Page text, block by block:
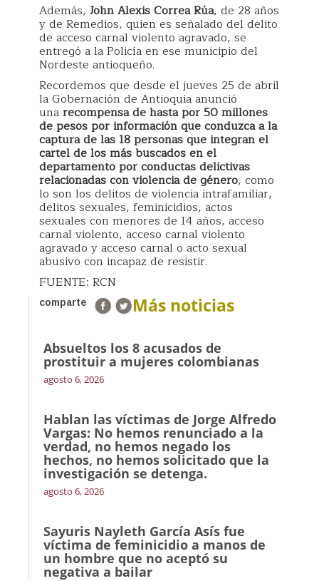
Además, John Alexis Correa Rúa, de 28 años
y de Remedios, quien es señalado del delito
de acceso carnal violento agravado, se
entregó a la Policía en ese municipio del
Nordeste antioqueño.
Recordemos que desde el jueves 25 de abril
la Gobernación de Antioquia anunció
unarecompensa de hasta por 50 millones
de pesos por información que conduzca a la
captura de las 18 personas que integran el
cartel de los más buscados en el
departamento por conductas delictivas
relacionadas con violencia de género, como
lo son los delitos de violencia intrafamiliar,
delitos sexuales, feminicidios, actos
sexuales con menores de 14 años, acceso
carnal violento, acceso carnal violento
agravado y acceso carnal o acto sexual
abusivo con incapaz de resistir.
FUENTE: RCN
comparte Más noticias
Absueltos los 8 acusados de
prostituir a mujeres colombianas
agosto 6, 2026
Hablan las víctimas de Jorge Alfredo
Vargas: No hemos renunciado a la
verdad, no hemos negado los
hechos, no hemos solicitado que la
investigación se detenga.
agosto 6, 2026
Sayuris Nayleth García Asís fue
víctima de feminicidio a manos de
un hombre que no aceptó su
negativa a bailar